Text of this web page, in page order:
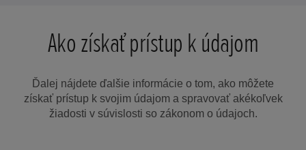
Ako získať prístup k údajom
Ďalej nájdete ďalšie informácie o tom, ako môžete
získať prístup k svojim údajom a spravovať akékoľvek
žiadosti v súvislosti so zákonom o údajoch.